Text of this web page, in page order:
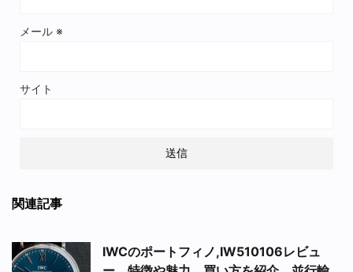
メール ※
サイト
関連記事
IWCのポートフィノ,IW510106レビュ